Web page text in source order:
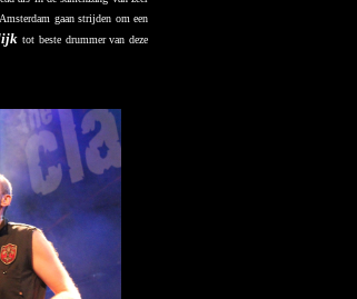
gaan strijden om een
tot beste drummer van deze